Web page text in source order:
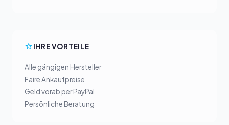
IHRE VORTEILE
Alle gängigen Hersteller
Faire Ankaufpreise
Geld vorab per PayPal
Persönliche Beratung